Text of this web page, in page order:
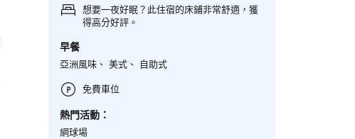
想要一夜好眠？此住宿的床鋪非常舒適，獲
得高分好評。
早餐
亞洲風味、 美式、 自助式
免費車位
熱門活動：
網球場